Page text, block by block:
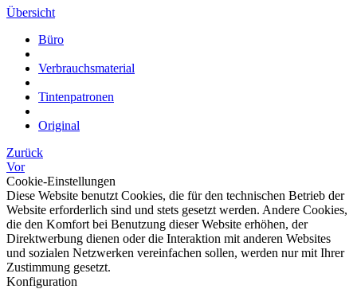
Übersicht
Büro
Verbrauchsmaterial
Tintenpatronen
Original
Zurück
Vor
Cookie-Einstellungen
Diese Website benutzt Cookies, die für den technischen Betrieb der
Website erforderlich sind und stets gesetzt werden. Andere Cookies,
die den Komfort bei Benutzung dieser Website erhöhen, der
Direktwerbung dienen oder die Interaktion mit anderen Websites
und sozialen Netzwerken vereinfachen sollen, werden nur mit Ihrer
Zustimmung gesetzt.
Konfiguration